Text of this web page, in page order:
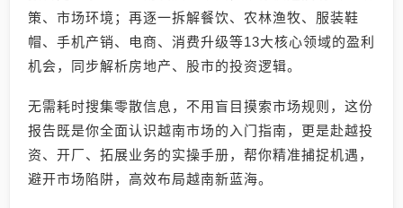
策、市场环境；再逐一拆解餐饮、农林渔牧、服装鞋
帽、手机产销、电商、消费升级等13大核心领域的盈利
机会，同步解析房地产、股市的投资逻辑。
无需耗时搜集零散信息，不用盲目摸索市场规则，这份
报告既是你全面认识越南市场的入门指南，更是赴越投
资、开厂、拓展业务的实操手册，帮你精准捕捉机遇，
避开市场陷阱，高效布局越南新蓝海。